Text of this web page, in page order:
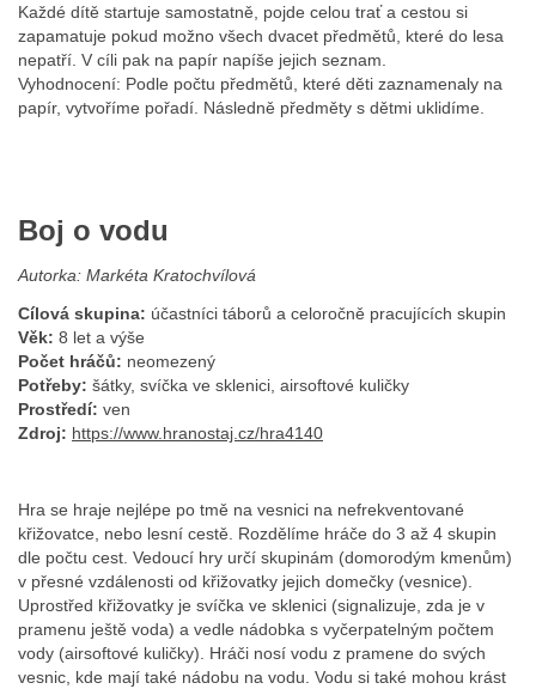
Každé dítě startuje samostatně, pojde celou trať a cestou si
zapamatuje pokud možno všech dvacet předmětů, které do lesa
nepatří. V cíli pak na papír napíše jejich seznam.
Vyhodnocení: Podle počtu předmětů, které děti zaznamenaly na
papír, vytvoříme pořadí. Následně předměty s dětmi uklidíme.
Boj o vodu
Autorka: Markéta Kratochvílová
Cílová skupina: účastníci táborů a celoročně pracujících skupin
Věk: 8 let a výše
Počet hráčů: neomezený
Potřeby: šátky, svíčka ve sklenici, airsoftové kuličky
Prostředí: ven
Zdroj: https://www.hranostaj.cz/hra4140
Hra se hraje nejlépe po tmě na vesnici na nefrekventované
křižovatce, nebo lesní cestě. Rozdělíme hráče do 3 až 4 skupin
dle počtu cest. Vedoucí hry určí skupinám (domorodým kmenům)
v přesné vzdálenosti od křižovatky jejich domečky (vesnice).
Uprostřed křižovatky je svíčka ve sklenici (signalizuje, zda je v
pramenu ještě voda) a vedle nádobka s vyčerpatelným počtem
vody (airsoftové kuličky). Hráči nosí vodu z pramene do svých
vesnic, kde mají také nádobu na vodu. Vodu si také mohou krást